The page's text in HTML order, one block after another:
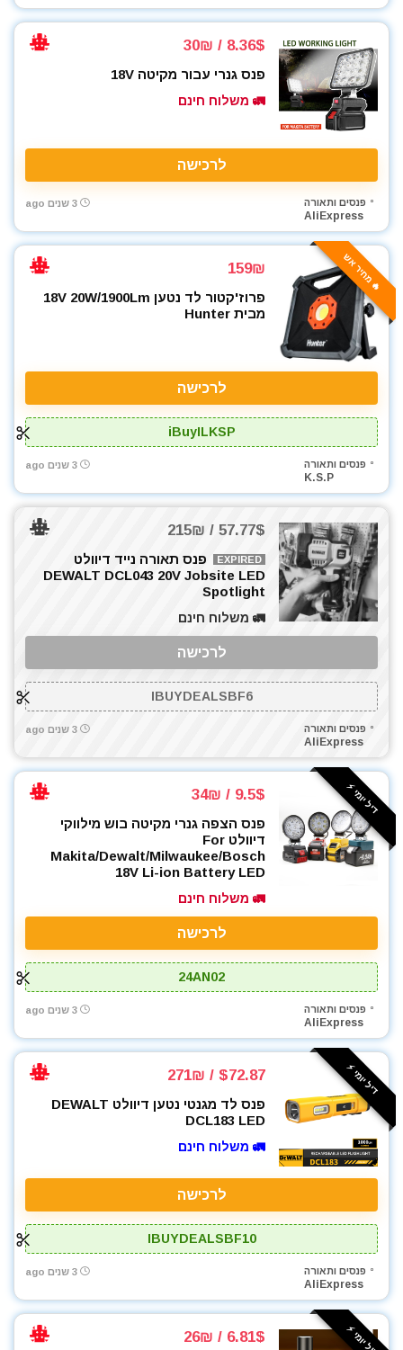
8.36$ / 30₪
פנס גנרי עבור מקיטה 18V
🚛 משלוח חינם
לרכישה
פנסים ותאורה
AliExpress
3 שנים ago
🔥 מחיר אש 159₪
פרוז'קטור לד נטען 18V 20W/1900Lm
מבית Hunter
לרכישה
iBuyILKSP
פנסים ותאורה
K.S.P
3 שנים ago
57.77$ / 215₪
EXPIRED
פנס תאורה נייד דיוולט
DEWALT DCL043 20V Jobsite LED
Spotlight
🚛 משלוח חינם
לרכישה
IBUYDEALSBF6
פנסים ותאורה
AliExpress
3 שנים ago
דיל יומי ⚡️ 9.5$ / 34₪
פנס הצפה גנרי מקיטה בוש מילווקי
דיוולט For
Makita/Dewalt/Milwaukee/Bosch
18V Li-ion Battery LED
🚛 משלוח חינם
לרכישה
24AN02
פנסים ותאורה
AliExpress
3 שנים ago
דיל יומי ⚡️ $72.87 / 271₪
פנס לד מגנטי נטען דיוולט DEWALT
DCL183 LED
🚛 משלוח חינם
לרכישה
IBUYDEALSBF10
פנסים ותאורה
AliExpress
3 שנים ago
דיל יומי ⚡️ 6.81$ / 26₪